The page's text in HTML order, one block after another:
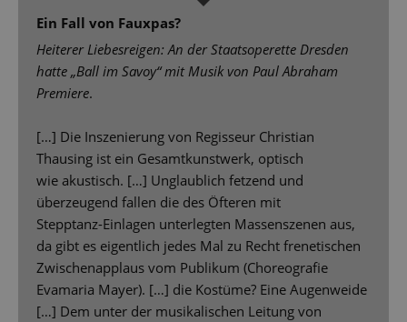
Ein Fall von Fauxpas?
Heiterer Liebesreigen: An der Staatsoperette Dresden
hatte „Ball im Savoy“ mit Musik von Paul Abraham
Premiere.
[…] Die Inszenierung von Regisseur Christian
Thausing ist ein Gesamtkunstwerk, optisch
wie akustisch. […] Unglaublich fetzend und
überzeugend fallen die des Öfteren mit
Stepptanz-Einlagen unterlegten Massenszenen aus,
da gibt es eigentlich jedes Mal zu Recht frenetischen
Zwischenapplaus vom Publikum (Choreografie
Evamaria Mayer). […] die Kostüme? Eine Augenweide
[…] Dem unter der musikalischen Leitung von